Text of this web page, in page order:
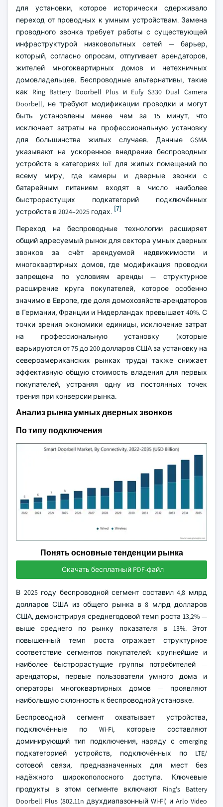
для установки, которое исторически сдерживало
переход от проводных к умным устройствам. Замена
проводного звонка требует работы с существующей
инфраструктурой низковольтных сетей — барьер,
который, согласно опросам, отпугивает арендаторов,
жителей многоквартирных домов и нетехничных
домовладельцев. Беспроводные альтернативы, такие
как Ring Battery Doorbell Plus и Eufy S330 Dual Camera
Doorbell, не требуют модификации проводки и могут
быть установлены менее чем за 15 минут, что
исключает затраты на профессиональную установку
для большинства жилых случаев. Данные GSMA
указывают на ускоренное внедрение беспроводных
устройств в категориях IoT для жилых помещений по
всему миру, где камеры и дверные звонки с
батарейным питанием входят в число наиболее
быстрорастущих подкатегорий подключённых
устройств в 2024–2025 годах. [7]
Переход на беспроводные технологии расширяет
общий адресуемый рынок для сектора умных дверных
звонков за счёт арендуемой недвижимости и
многоквартирных домов, где модификация проводки
запрещена по условиям аренды — структурное
расширение круга покупателей, которое особенно
значимо в Европе, где доля домохозяйств-арендаторов
в Германии, Франции и Нидерландах превышает 40%. С
точки зрения экономики единицы, исключение затрат
на профессиональную установку (которые
варьируются от 75 до 200 долларов США за установку на
североамериканских рынках труда) также снижает
эффективную общую стоимость владения для первых
покупателей, устраняя одну из постоянных точек
трения при конверсии рынка.
Анализ рынка умных дверных звонков
По типу подключения
Понять основные тенденции рынка
Скачать бесплатный PDF-файл
В 2025 году беспроводной сегмент составил 4,8 млрд
долларов США из общего рынка в 8 млрд долларов
США, демонстрируя среднегодовой темп роста 13,2% —
выше среднего по рынку показателя в 13%. Этот
повышенный темп роста отражает структурное
соответствие сегментов покупателей: крупнейшие и
наиболее быстрорастущие группы потребителей —
арендаторы, первые пользователи умного дома и
операторы многоквартирных домов — проявляют
наибольшую склонность к беспроводной установке.
Беспроводной сегмент охватывает устройства,
подключённые по Wi-Fi, которые составляют
доминирующий тип подключения, наряду с emerging
подкатегорией устройств, подключённых по LTE/
сотовой связи, предназначенных для мест без
надёжного широкополосного доступа. Ключевые
продукты в этом сегменте включают Ring's Battery
Doorbell Plus (802.11n двухдиапазонный Wi-Fi) и Arlo Video